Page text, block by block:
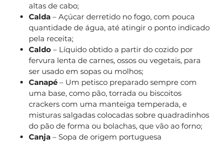
altas de cabo;
Calda – Açúcar derretido no fogo, com pouca
quantidade de água, até atingir o ponto indicado
pela receita;
Caldo – Líquido obtido a partir do cozido por
fervura lenta de carnes, ossos ou vegetais, para
ser usado em sopas ou molhos;
Canapé – Um petisco preparado sempre com
uma base, como pão, torrada ou biscoitos
crackers com uma manteiga temperada, e
misturas salgadas colocadas sobre quadradinhos
do pão de forma ou bolachas, que vão ao forno;
Canja – Sopa de origem portuguesa